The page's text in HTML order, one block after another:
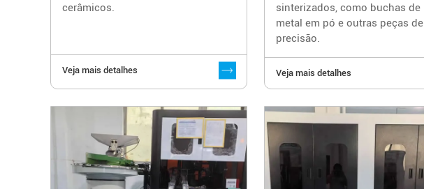
cerâmicos.
Veja mais detalhes
sinterizados, como buchas de
metal em pó e outras peças de
precisão.
Veja mais detalhes